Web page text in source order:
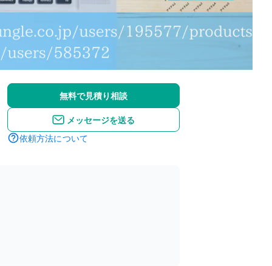
無料で見積り相談
メッセージを送る
依頼方法について